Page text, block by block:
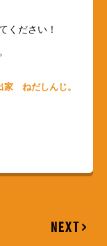
ください！
ねだしんじ。
NEXT